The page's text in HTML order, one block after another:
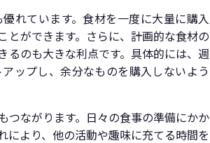
れています。食材を一度に大量に購入
とができます。さらに、計画的な食材の
るのも大きな利点です。具体的には、週
ップし、余分なものを購入しないよう
つながります。日々の食事の準備にかか
により、他の活動や趣味に充てる時間を